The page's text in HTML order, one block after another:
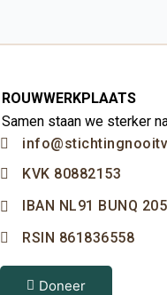
ROUWWERKPLAATS
Samen staan we sterker
KVK 80882153
IBAN NL91 BUNQ
RSIN 861836558
Doneer